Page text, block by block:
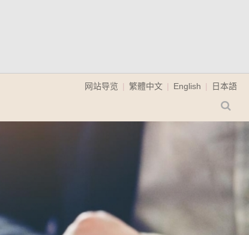
网站导览 繁體中文 English 日本語